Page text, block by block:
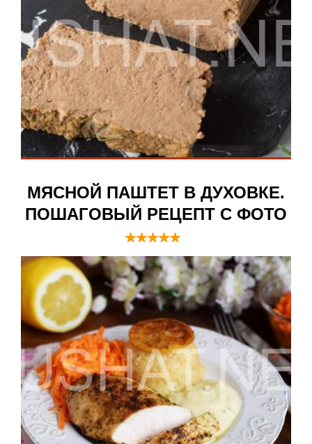
МЯСНОЙ ПАШТЕТ В ДУХОВКЕ.
ПОШАГОВЫЙ РЕЦЕПТ С ФОТО